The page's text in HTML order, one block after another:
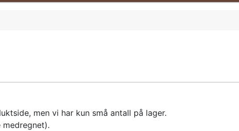
men vi har kun små antall på lager.